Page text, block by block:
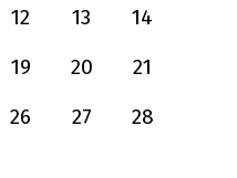
12 13
14
19 20
21
26 27
28